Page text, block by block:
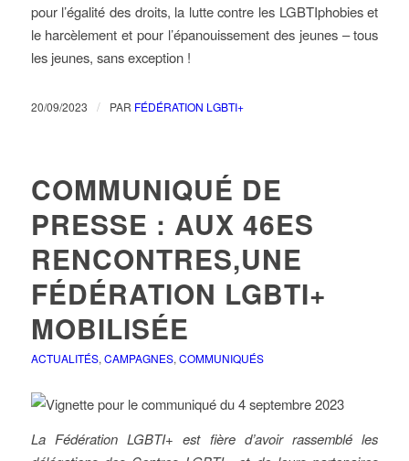
pour l’égalité des droits, la lutte contre les LGBTIphobies et
le harcèlement et pour l’épanouissement des jeunes – tous
les jeunes, sans exception !
20/09/2023 / PAR FÉDÉRATION LGBTI+
COMMUNIQUÉ DE
PRESSE : AUX 46ES
RENCONTRES,UNE
FÉDÉRATION LGBTI+
MOBILISÉE
ACTUALITÉS,CAMPAGNES,COMMUNIQUÉS
La Fédération LGBTI+ est fière d’avoir rassemblé les